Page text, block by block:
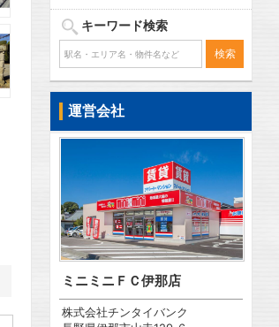
キーワード検索
運営会社
ミニミニＦＣ伊那店
株式会社チンタイバンク